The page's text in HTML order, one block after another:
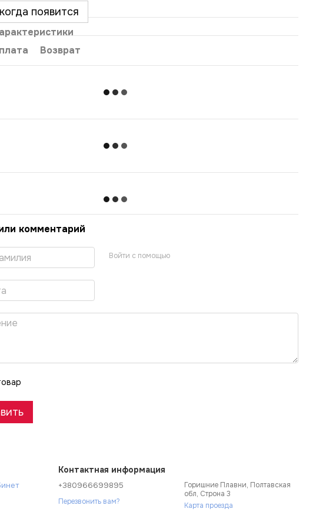
появится
Возврат
комментарий
Войти с помощью
Контактная информация
+380966699895
Перезвонить вам?
Горишние Плавни, Полтавская
обл, Строна 3
Карта проезда